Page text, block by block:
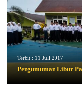
Terbit : 11 Juli 2017
Pengumuman Libur